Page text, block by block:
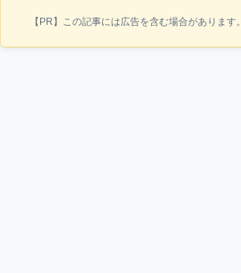
【PR】この記事には広告を含む場合があります。